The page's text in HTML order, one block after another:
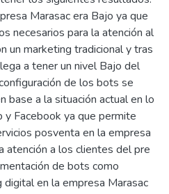
Marasac era Bajo ya que
necesarios para la atención al
un marketing tradicional y tras
a tener un nivel Bajo del
de los bots se
base a la situación actual en lo
Facebook ya que permite
posventa en la empresa
atención a los clientes del pre
de bots como
en la empresa Marasac